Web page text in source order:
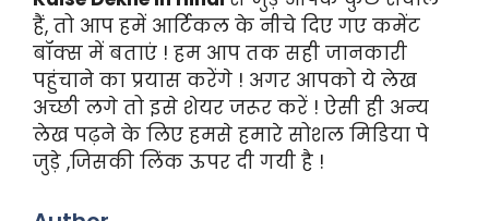
हैं, तो आप हमें आर्टिकल के नीचे दिए गए कमेंट
बॉक्स में बताएं ! हम आप तक सही जानकारी
पहुंचाने का प्रयास करेंगे ! अगर आपको ये लेख
अच्छी लगे तो इसे शेयर जरूर करें ! ऐसी ही अन्य
लेख पढ़ने के लिए हमसे हमारे सोशल मिडिया पे
जुड़े ,जिसकी लिंक ऊपर दी गयी है !